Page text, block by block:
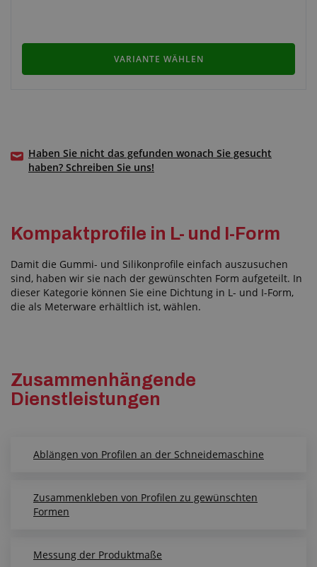
VARIANTE WÄHLEN
Haben Sie nicht das gefunden wonach Sie gesucht
haben? Schreiben Sie uns!
Kompaktprofile in L- und I-Form
Damit die Gummi- und Silikonprofile einfach auszusuchen
sind, haben wir sie nach der gewünschten Form aufgeteilt. In
dieser Kategorie können Sie eine Dichtung in L- und I-Form,
die als Meterware erhältlich ist, wählen.
Zusammenhängende
Dienstleistungen
Ablängen von Profilen an der Schneidemaschine
Zusammenkleben von Profilen zu gewünschten
Formen
Messung der Produktmaße